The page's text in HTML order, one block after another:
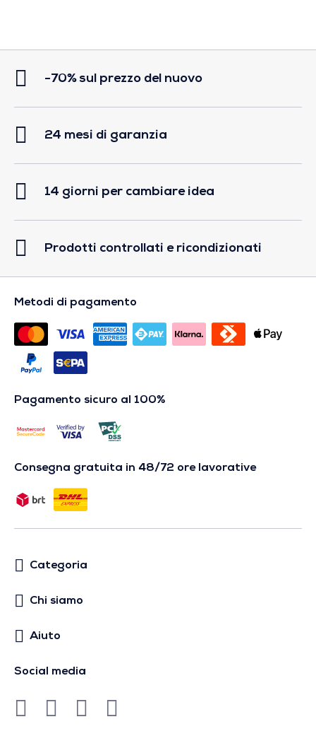
-70% sul prezzo del nuovo
24 mesi di garanzia
14 giorni per cambiare idea
Prodotti controllati e ricondizionati
Metodi di pagamento
Pagamento sicuro al 100%
Consegna gratuita in 48/72 ore lavorative
Categoria
Chi siamo
Aiuto
Social media